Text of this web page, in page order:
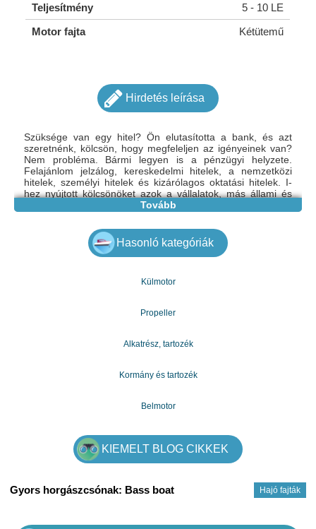
Teljesítmény
5 - 10 LE
Motor fajta
Kétütemű
Hirdetés leírása
Szüksége van egy hitel? Ön elutasította a bank, és azt
szeretnénk, kölcsön, hogy megfeleljen az igényeinek van?
Nem probléma. Bármi legyen is a pénzügyi helyzete.
Felajánlom jelzálog, kereskedelmi hitelek, a nemzetközi
hitelek, személyi hitelek és kizárólagos oktatási hitelek. I-
hez nyújtott kölcsönöket azok a vállalatok, más állami és
magán, és még sokan. Elérhető vagyok, ha bármilyen
lejáratú hitelek és rövid. Kapcsolat nekem ma, és kap egy
első osztályú pénzügyi szolgáltatásokat készen:
Tovább
Hasonló kategóriák
Külmotor
Propeller
Alkatrész, tartozék
Kormány és tartozék
Belmotor
KIEMELT BLOG CIKKEK
Hajó fajták
Gyors horgászcsónak: Bass boat